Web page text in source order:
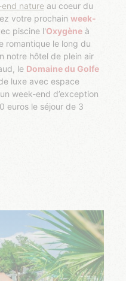
end nature au coeur du
votre prochainweek-
piscine l'Oxygène à
romantique le long du
notre hôtel de plein air
le Domaine du Golfe
luxe avec espace
week-end d’exception
euros le séjour de 3